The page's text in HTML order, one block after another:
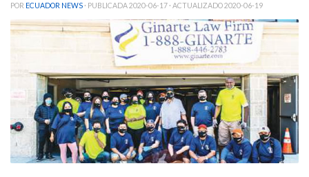
POR ECUADOR NEWS · PUBLICADA2020-06-17 · ACTUALIZADO2020-06-19